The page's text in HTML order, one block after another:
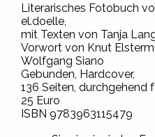
Literarisches Fotobuch
el.doelle,
mit Texten von Tanja
Vorwort von Knut
Wolfgang Siano
Gebunden, Hardcover,
136 Seiten, durchgehend
25 Euro
ISBN 9783963115479